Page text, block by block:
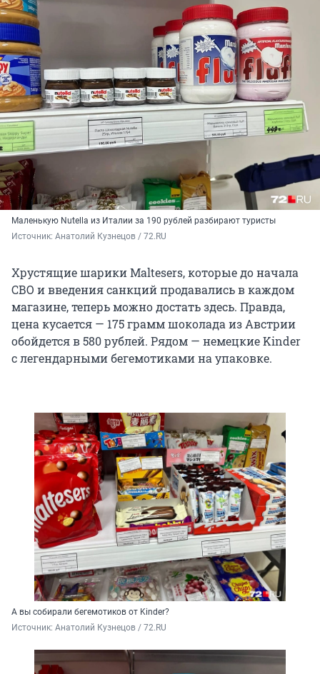
Маленькую Nutella из Италии за 190 рублей разбирают туристы
Источник: Анатолий Кузнецов / 72.RU
Хрустящие шарики Maltesers, которые до начала
СВО и введения санкций продавались в каждом
магазине, теперь можно достать здесь. Правда,
цена кусается — 175 грамм шоколада из Австрии
обойдется в 580 рублей. Рядом — немецкие Kinder
с легендарными бегемотиками на упаковке.
А вы собирали бегемотиков от Kinder?
Источник: Анатолий Кузнецов / 72.RU